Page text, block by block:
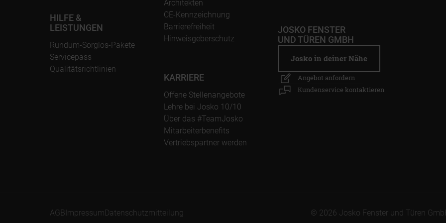
HILFE &
LEISTUNGEN
Rundum-Sorglos-Pakete
Servicepass
Qualitätsrichtlinien
Architekten
CE-Kennzeichnung
Barrierefreiheit
Hinweisgeberschutz
KARRIERE
Offene Stellenangebote
Lehre bei Josko 10/10
Über das #TeamJosko
Mitarbeiterbenefits
Vertriebspartner werden
JOSKO FENSTER
UND TÜREN GMBH
Josko in deiner Nähe
Angebot anfordern
Kundenservice kontaktieren
AGB ImpressumDatenschutzmitteilung © 2026 Josko Fenster und Türen